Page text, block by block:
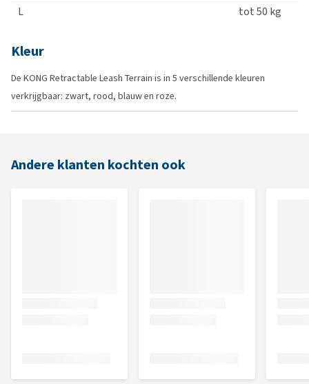
L
tot 50 kg
Kleur
De KONG Retractable Leash Terrain is in 5 verschillende kleuren
verkrijgbaar: zwart, rood, blauw en roze.
Andere klanten kochten ook